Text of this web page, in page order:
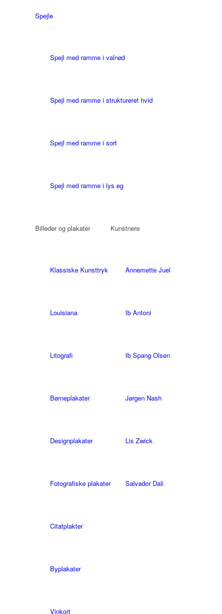
Spejle
Spejl med ramme i valnød
Spejl med ramme i struktureret hvid
Spejl med ramme i sort
Spejl med ramme i lys eg
Billeder og plakater
Klassiske Kunsttryk
Louisiana
Litografi
Børneplakater
Designplakater
Fotografiske plakater
Citatplakter
Byplakater
Vinkort
Kunstnere
Annemette Juel
Ib Antoni
Ib Spang Olsen
Jørgen Nash
Lis Zwick
Salvador Dali